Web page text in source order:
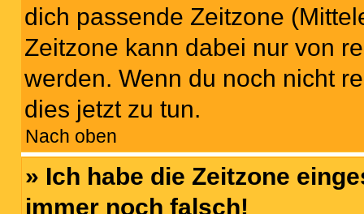
dich passende Zeitzone
Zeitzone kann dabei nur von
werden. Wenn du noch nicht
dies jetzt zu tun.
Nach oben
» Ich habe die Zeitzone
immer noch falsch!